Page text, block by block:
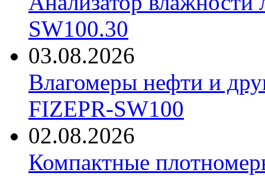
SW100.30
03.08.2026
Влагомеры нефти и
FIZEPR-SW100
02.08.2026
Компактные